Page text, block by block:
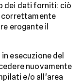
dei dati forniti: ciò
correttamente
erogante il
esecuzione del
nuovamente
e/o all'area